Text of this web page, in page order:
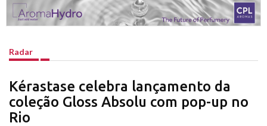
Radar
Kérastase celebra lançamento da
coleção Gloss Absolu com pop-up no
Rio